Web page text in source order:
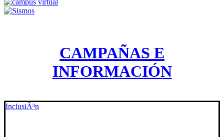
CAMPAÑAS E
INFORMACIÓN
InclusiÃ³n